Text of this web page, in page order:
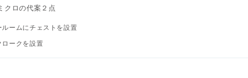
クロの代案２点
ームにチェストを設置
ークを設置